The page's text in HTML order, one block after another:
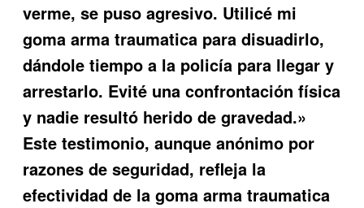
verme, se puso agresivo. Utilicé mi
goma arma traumatica para disuadirlo,
dándole tiempo a la policía para llegar y
arrestarlo. Evité una confrontación física
y nadie resultó herido de gravedad.»
Este testimonio, aunque anónimo por
razones de seguridad, refleja la
efectividad de lagoma arma traumatica